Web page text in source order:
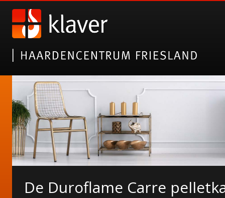
NORDICFIRE FINN
De Duroflame Carre